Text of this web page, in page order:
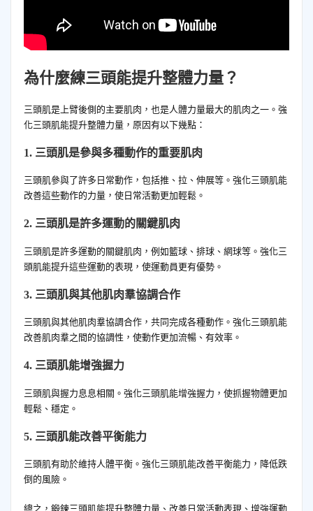
為什麼練三頭能提升整體力量？
三頭肌是上臂後側的主要肌肉，也是人體力量最大的肌肉之一。強
化三頭肌能提升整體力量，原因有以下幾點：
1. 三頭肌是參與多種動作的重要肌肉
三頭肌參與了許多日常動作，包括推、拉、伸展等。強化三頭肌能
改善這些動作的力量，使日常活動更加輕鬆。
2. 三頭肌是許多運動的關鍵肌肉
三頭肌是許多運動的關鍵肌肉，例如籃球、排球、網球等。強化三
頭肌能提升這些運動的表現，使運動員更有優勢。
3. 三頭肌與其他肌肉羣協調合作
三頭肌與其他肌肉羣協調合作，共同完成各種動作。強化三頭肌能
改善肌肉羣之間的協調性，使動作更加流暢、有效率。
4. 三頭肌能增強握力
三頭肌與握力息息相關。強化三頭肌能增強握力，使抓握物體更加
輕鬆、穩定。
5. 三頭肌能改善平衡能力
三頭肌有助於維持人體平衡。強化三頭肌能改善平衡能力，降低跌
倒的風險。
總之，鍛鍊三頭肌能提升整體力量、改善日常活動表現、增強運動